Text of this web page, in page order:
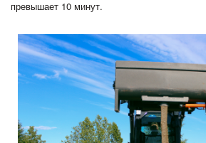
превышает 10 минут.